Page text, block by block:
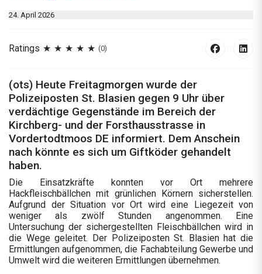
24. April 2026
Ratings (0)
(ots) Heute Freitagmorgen wurde der
Polizeiposten St. Blasien gegen 9 Uhr über
verdächtige Gegenstände im Bereich der
Kirchberg- und der Forsthausstrasse in
Vordertodtmoos DE informiert. Dem Anschein
nach könnte es sich um Giftköder gehandelt
haben.
Die Einsatzkräfte konnten vor Ort mehrere
Hackfleischbällchen mit grünlichen Körnern sicherstellen.
Aufgrund der Situation vor Ort wird eine Liegezeit von
weniger als zwölf Stunden angenommen. Eine
Untersuchung der sichergestellten Fleischbällchen wird in
die Wege geleitet. Der Polizeiposten St. Blasien hat die
Ermittlungen aufgenommen, die Fachabteilung Gewerbe und
Umwelt wird die weiteren Ermittlungen übernehmen.